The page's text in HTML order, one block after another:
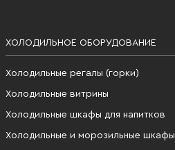
ХОЛОДИЛЬНОЕ ОБОРУДОВАНИЕ
Холодильные регалы (горки)
Холодильные витрины
Холодильные шкафы для напитков
Холодильные и морозильные шкафы